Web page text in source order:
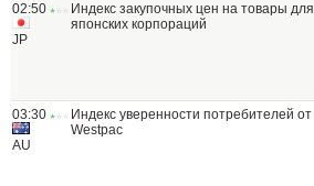
02:50
JP
Индекс закупочных цен на товары для
японских корпораций
03:30
AU
Индекс уверенности потребителей от
Westpac